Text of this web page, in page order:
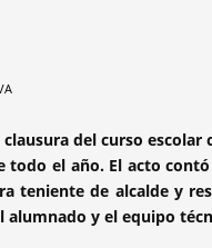
del curso
el año. El acto
teniente de alcalde y
alumnado y el equipo